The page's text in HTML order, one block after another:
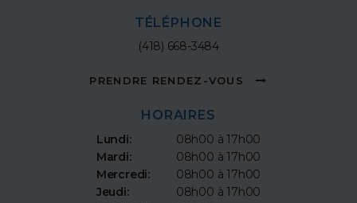
TÉLÉPHONE
(418) 668-3484
PRENDRE RENDEZ-VOUS
HORAIRES
Lundi:
08h00 à 17h00
Mardi:
08h00 à 17h00
Mercredi:
08h00 à 17h00
Jeudi:
08h00 à 17h00